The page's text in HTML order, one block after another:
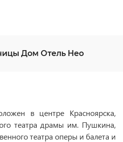
Дом Отель Нео
в центре Красноярска,
театра драмы им. Пушкина,
театра оперы и балета и